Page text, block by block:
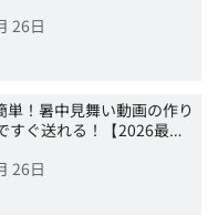
26日
単！暑中見舞い動画の作り
すぐ送れる！【2026最…
26日